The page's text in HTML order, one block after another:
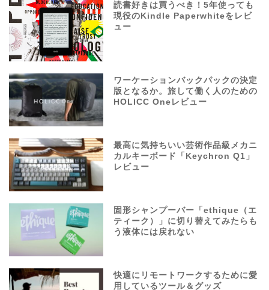
読書好きは買うべき！5年使っても
現役のKindle Paperwhiteをレビ
ュー
ワーケーションバックパックの決定
版となるか。旅して働く人のための
HOLICC Oneレビュー
最高に気持ちいい芸術作品級メカニ
カルキーボード「Keychron Q1」
レビュー
固形シャンプーバー「ethique（エ
ティーク）」に切り替えてみたらも
う液体には戻れない
快適にリモートワークするために愛
用しているツール＆グッズ